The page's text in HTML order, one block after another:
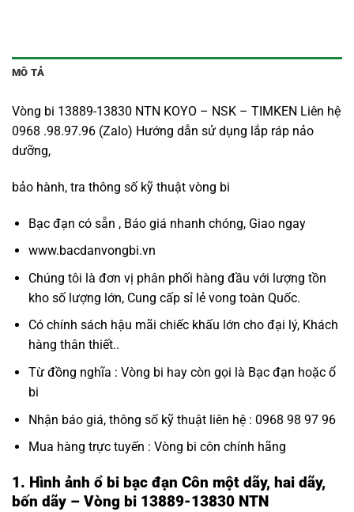
MÔ TẢ
Vòng bi 13889-13830 NTN KOYO – NSK – TIMKEN Liên hệ
0968 .98.97.96 (Zalo) Hướng dẫn sử dụng lắp ráp nảo
dưỡng,
bảo hành, tra thông số kỹ thuật vòng bi
Bạc đạn có sẵn , Báo giá nhanh chóng, Giao ngay
www.bacdanvongbi.vn
Chúng tôi là đơn vị phân phối hàng đầu với lượng tồn
kho số lượng lớn, Cung cấp sỉ lẻ vong toàn Quốc.
Có chính sách hậu mãi chiếc khấu lớn cho đại lý, Khách
hàng thân thiết..
Từ đồng nghĩa : Vòng bi hay còn gọi là Bạc đạn hoặc ổ
bi
Nhận báo giá, thông số kỹ thuật liên hệ : 0968 98 97 96
Mua hàng trực tuyến : Vòng bi côn chính hãng
1. Hình ảnh ổ bi bạc đạn Côn một dãy, hai dãy,
bốn dãy – Vòng bi 13889-13830 NTN